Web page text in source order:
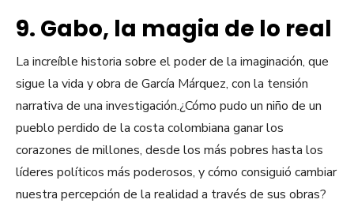
9. Gabo, la magia de lo real
La increíble historia sobre el poder de la imaginación, que
sigue la vida y obra de García Márquez, con la tensión
narrativa de una investigación.¿Cómo pudo un niño de un
pueblo perdido de la costa colombiana ganar los
corazones de millones, desde los más pobres hasta los
líderes políticos más poderosos, y cómo consiguió cambiar
nuestra percepción de la realidad a través de sus obras?